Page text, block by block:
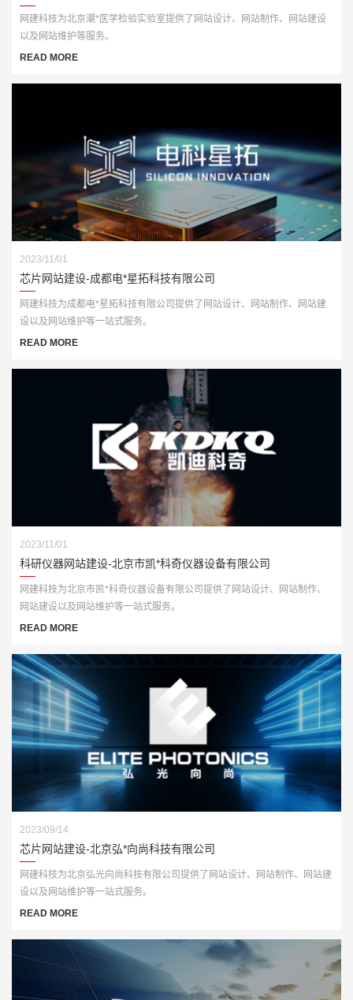
网建科技为北京潮*医学检验实验室提供了网站设计、网站制作、网站建设
以及网站维护等服务。
READ MORE
2023/11/01
芯片网站建设-成都电*星拓科技有限公司
网建科技为成都电*星拓科技有限公司提供了网站设计、网站制作、网站建
设以及网站维护等一站式服务。
READ MORE
2023/11/01
科研仪器网站建设-北京市凯*科奇仪器设备有限公司
网建科技为北京市凯*科奇仪器设备有限公司提供了网站设计、网站制作、
网站建设以及网站维护等一站式服务。
READ MORE
2023/09/14
芯片网站建设-北京弘*向尚科技有限公司
网建科技为北京弘光向尚科技有限公司提供了网站设计、网站制作、网站建
设以及网站维护等一站式服务。
READ MORE